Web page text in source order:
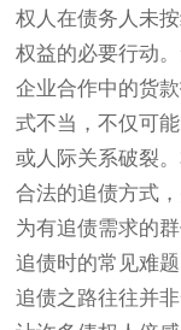
权人在债务人未
权益的必要行动
企业合作中的货
式不当，不仅可
或人际关系破裂
合法的追债方式
为有追债需求的群
追债时的常见难题
追债之路往往并